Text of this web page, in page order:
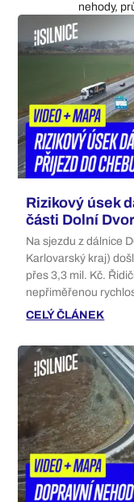
nehody,
Rizikový úsek
části Dolní
Na sjezdu z dálnice
Karlovarský kraj)
přes 3,3 mil. Kč.
nepřiměřenou
CELÝ ČLÁNEK